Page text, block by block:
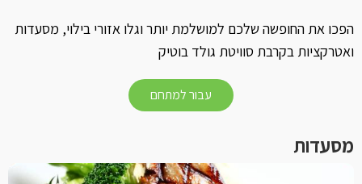
הפכו את החופשה שלכם למושלמת יותר וגלו אזורי בילוי, מסעדות
ואטרקציות בקרבת סוויטת גולד בוטיק
עבור למתחם
מסעדות